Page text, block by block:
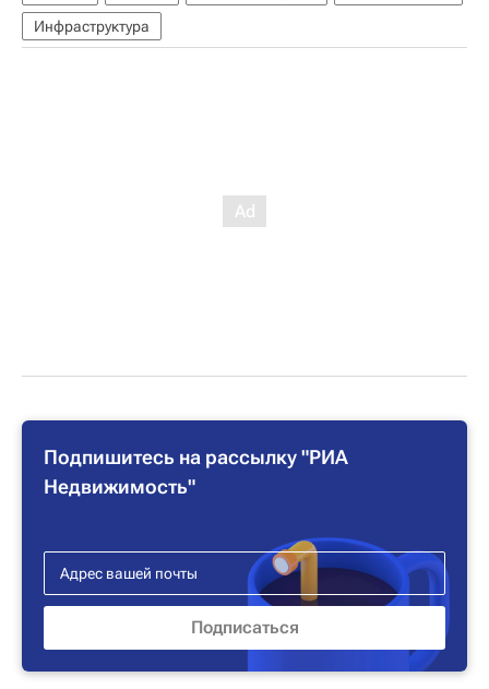
Инфраструктура
Подпишитесь на рассылку "РИА
Недвижимость"